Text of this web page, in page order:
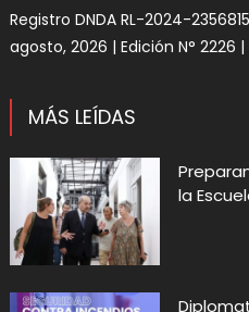
Registro DNDA RL-2024-
agosto, 2026 | Edición N° 2226
MÁS LEÍDAS
la